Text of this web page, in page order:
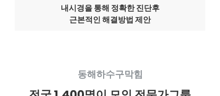
내시경을 통해 정확한 진단후
근본적인 해결방법 제안
동해하수구막힘